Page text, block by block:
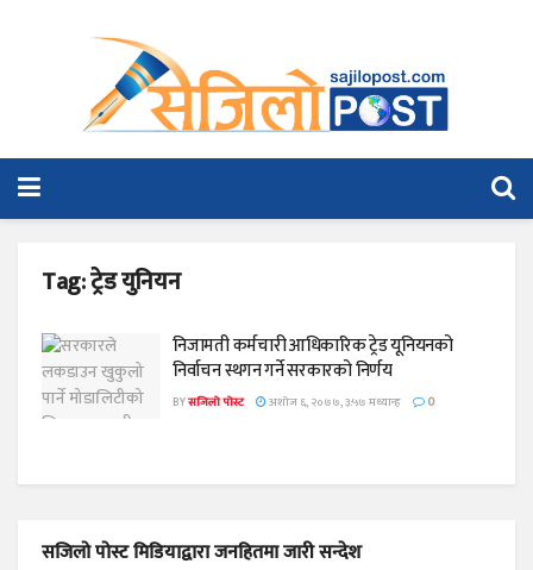
Tag:ट्रेड युनियन
निजामती कर्मचारी आधिकारिक ट्रेड यूनियनको
निर्वाचन स्थगन गर्ने सरकारको निर्णय
BYसजिलो पोस्ट अशोज ६, २०७७, ३:५७ मध्यान्ह 0
सजिलो पोस्ट मिडियाद्वारा जनहितमा जारी सन्देश